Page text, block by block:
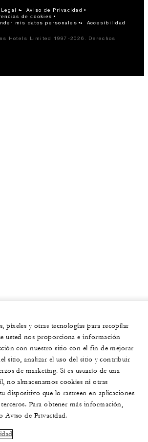
Aviso de Privacidad
de cookies
mis datos personales Accesibilidad
Hotels Limited 1997-2026. Derechos
pixeles y otras tecnologías para recopilar
usted nos proporciona e información
con nuestro sitio con el fin de mejorar
sitio, analizar el uso del sitio y contribuir
de marketing. Si es usuario de una
no almacenamos cookies ni otras
dispositivo que lo rastreen en aplicaciones
Para obtener más información,
Aviso de Privacidad.